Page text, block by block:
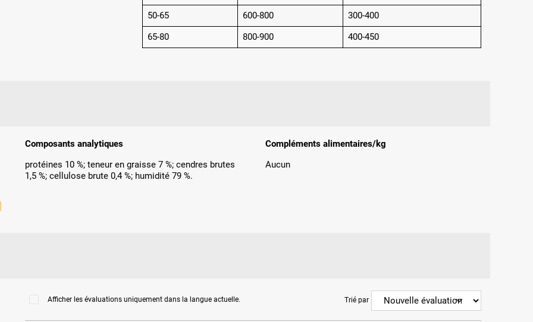
50-65
600-800
300-400
65-80
800-900 400-450
Composants analytiques
protéines 10 %; teneur en graisse 7 %; cendres brutes
1,5 %; cellulose brute 0,4 %; humidité 79 %.
Compléments alimentaires/kg
Aucun
Afficher les évaluations uniquement dans la langue actuelle. Trié par